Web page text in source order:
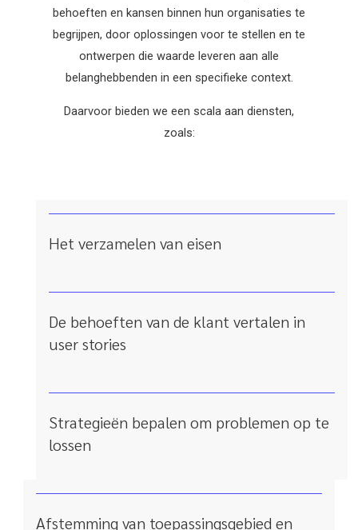
behoeften en kansen binnen hun organisaties te
begrijpen, door oplossingen voor te stellen en te
ontwerpen die waarde leveren aan alle
belanghebbenden in een specifieke context.
Daarvoor bieden we een scala aan diensten,
zoals:
Het verzamelen van eisen
De behoeften van de klant vertalen in
user stories
Strategieën bepalen om problemen op te
lossen
Afstemming van toepassingsgebied en